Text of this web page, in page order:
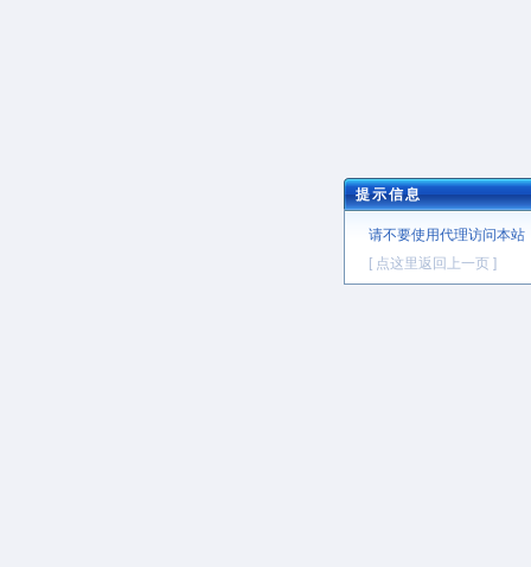
提示信息
请不要使用代理访问本站
[ 点这里返回上一页 ]